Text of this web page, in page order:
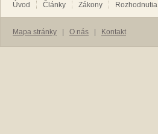
Úvod Články Zákony Rozhodnutia
Mapa stránky O nás Kontakt